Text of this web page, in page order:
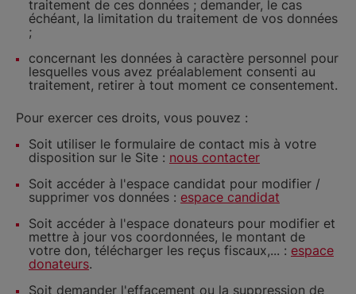
traitement de ces données ; demander, le cas
échéant, la limitation du traitement de vos données
;
concernant les données à caractère personnel pour
lesquelles vous avez préalablement consenti au
traitement, retirer à tout moment ce consentement.
Pour exercer ces droits, vous pouvez :
Soit utiliser le formulaire de contact mis à votre
disposition sur le Site : nous contacter
Soit accéder à l'espace candidat pour modifier /
supprimer vos données : espace candidat
Soit accéder à l'espace donateurs pour modifier et
mettre à jour vos coordonnées, le montant de
votre don, télécharger les reçus fiscaux,... : espace
donateurs.
Soit demander l'effacement ou la suppression de